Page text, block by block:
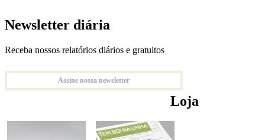
Newsletter diária
Receba nossos relatórios diários e gratuitos
Assine nossa newsletter
Loja